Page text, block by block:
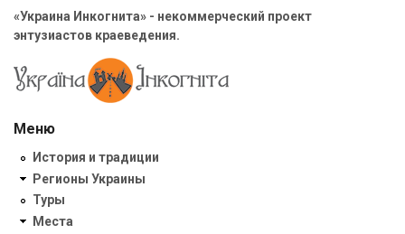
«Украина Инкогнита» - некоммерческий проект
энтузиастов краеведения.
Меню
История и традиции
Регионы Украины
Туры
Места